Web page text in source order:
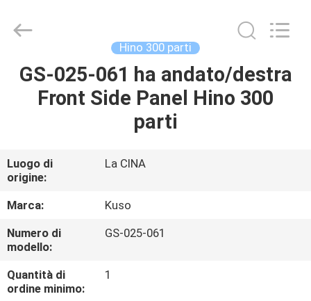
CASA
CIRCA
NOI
GIRO
DELLA
FABBRICA
Technology
Reserved.
Hino 300 parti
GS-025-061 ha andato/destra
Front Side Panel Hino 300
parti
Luogo di
origine:
La CINA
Marca:
Kuso
Numero di
modello:
GS-025-061
Quantità di
ordine minimo:
1